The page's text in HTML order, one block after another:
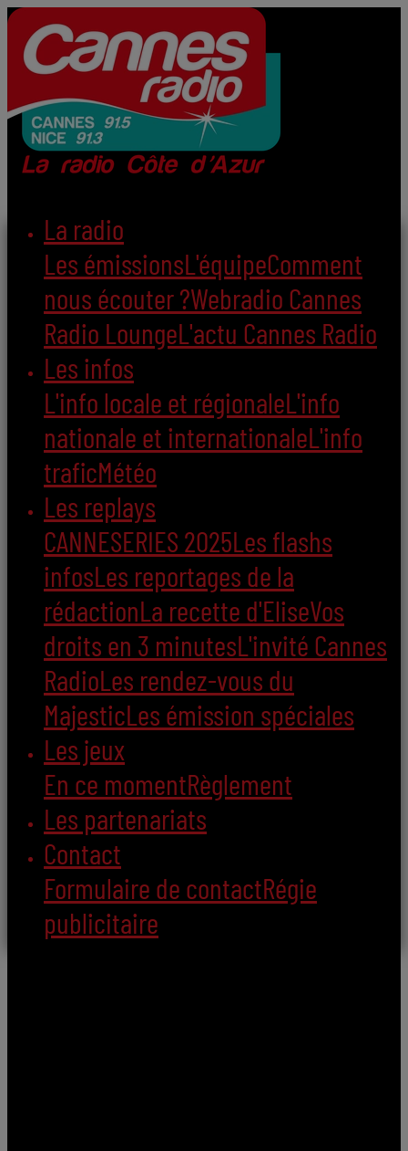
La radio
Les émissionsL'équipeComment
nous écouter ?Webradio Cannes
Radio LoungeL'actu Cannes Radio
Les infos
L'info locale et régionaleL'info
nationale et internationaleL'info
traficMétéo
Les replays
CANNESERIES 2025Les flashs
infosLes reportages de la
rédactionLa recette d'EliseVos
droits en 3 minutesL'invité Cannes
RadioLes rendez-vous du
MajesticLes émission spéciales
Les jeux
En ce momentRèglement
Les partenariats
Contact
Formulaire de contactRégie
publicitaire